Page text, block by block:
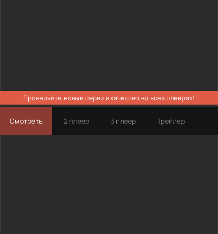
Проверяйте новые серии и качество во всех плеерах!
Смотреть 2 плеер 3 плеер Трейлер